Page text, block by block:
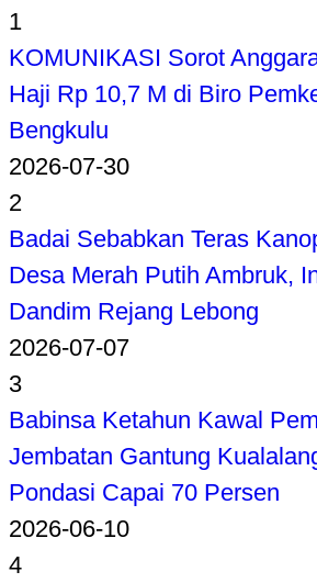
1
KOMUNIKASI Sorot
Haji Rp 10,7 M di Biro
Bengkulu
2026-07-30
2
Badai Sebabkan Teras
Desa Merah Putih Ambruk,
Dandim Rejang Lebong
2026-07-07
3
Babinsa Ketahun Kawal
Jembatan Gantung
Pondasi Capai 70 Persen
2026-06-10
4